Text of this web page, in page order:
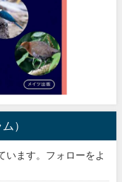
）
います。フォローをよ